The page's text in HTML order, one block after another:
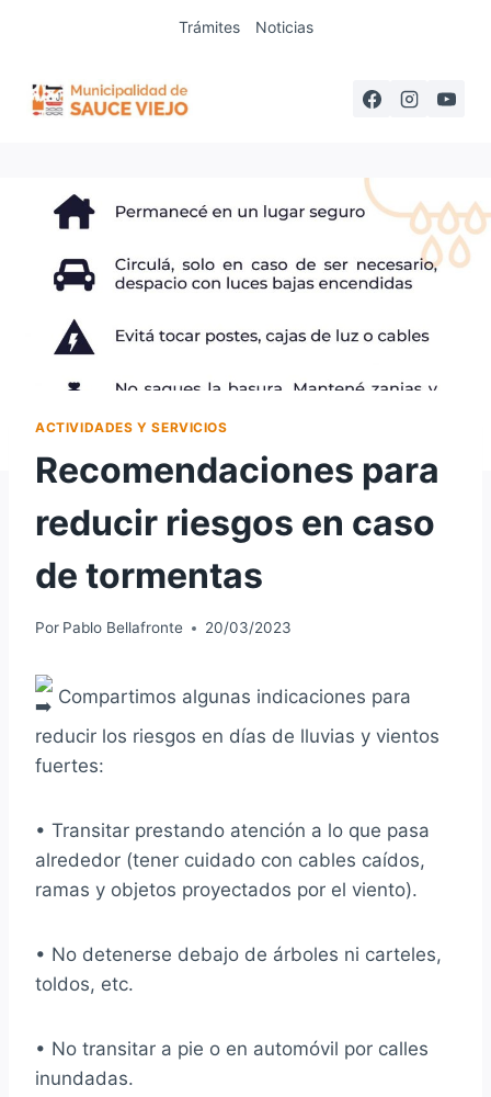
Trámites Noticias
ACTIVIDADES Y SERVICIOS
Recomendaciones para
reducir riesgos en caso
de tormentas
Por Pablo Bellafronte 20/03/2023
Compartimos algunas indicaciones para
reducir los riesgos en días de lluvias y vientos
fuertes:
• Transitar prestando atención a lo que pasa
alrededor (tener cuidado con cables caídos,
ramas y objetos proyectados por el viento).
• No detenerse debajo de árboles ni carteles,
toldos, etc.
• No transitar a pie o en automóvil por calles
inundadas.